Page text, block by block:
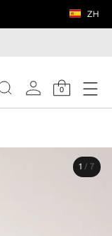
ZH
0
1 / 7